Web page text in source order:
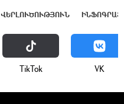
ՎԵՐԼՈՒԾՈՒԹՅՈՒՆ
ТikТоk VK